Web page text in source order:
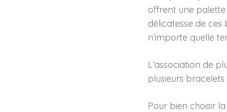
offrent une
délicatesse de
n’importe quelle
L’association de
plusieurs
Pour bien choisir